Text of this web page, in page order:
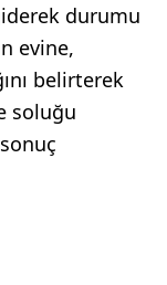
durumu
evine,
belirterek
soluğu